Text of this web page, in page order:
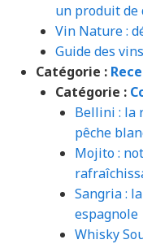
un produit de
Vin Nature :
Guide des
Catégorie :
Catégorie :
Bellini : la
pêche
Mojito :
Sangria :
espagnole
Whisky